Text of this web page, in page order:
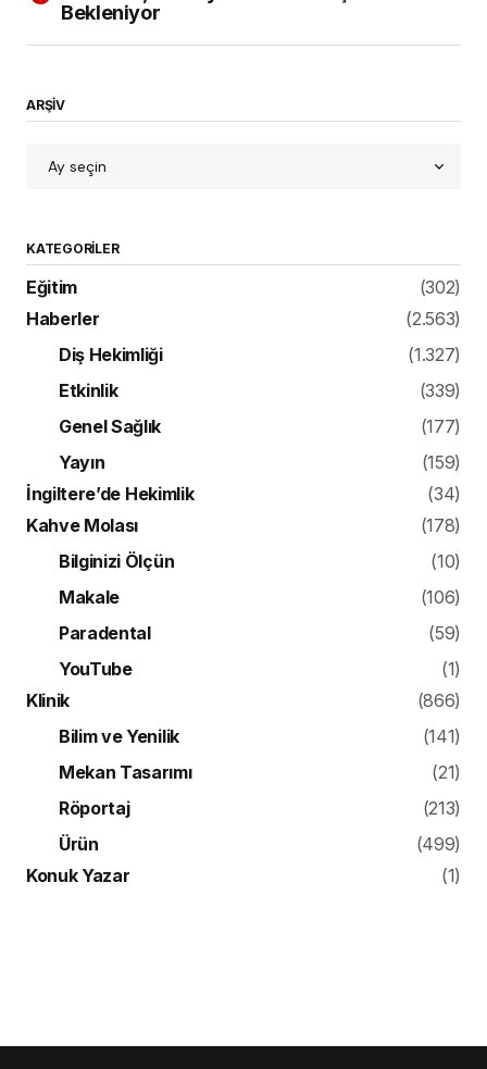
Bekleniyor
ARŞİV
KATEGORILER
Eğitim
(302)
Haberler
(2.563)
Diş Hekimliği
(1.327)
Etkinlik
(339)
Genel Sağlık
(177)
Yayın
(159)
İngiltere’de Hekimlik
(34)
Kahve Molası
(178)
Bilginizi Ölçün
(10)
Makale
(106)
Paradental
(59)
YouTube
(1)
Klinik
(866)
Bilim ve Yenilik
(141)
Mekan Tasarımı
(21)
Röportaj
(213)
Ürün
(499)
Konuk Yazar
(1)